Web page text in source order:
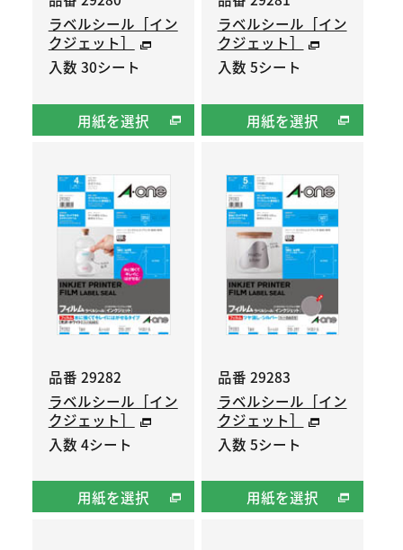
ラベルシール［イン
クジェット］
入数 30シート
用紙を選択
ラベルシール［イン
クジェット］
入数 5シート
用紙を選択
品番 29282
ラベルシール［イン
クジェット］
入数 4シート
用紙を選択
品番 29283
ラベルシール［イン
クジェット］
入数 5シート
用紙を選択